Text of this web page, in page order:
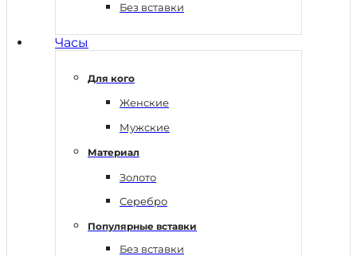
Без вставки
Часы
Для кого
Женские
Мужские
Материал
Золото
Серебро
Популярные вставки
Без вставки